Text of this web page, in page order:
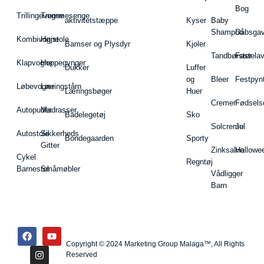
Trillingevogne
Kombivogne
Klapvogne
Løbevogne
Autopuder
Autostole
Cykel
Barnestol
Tremmesenge
Højstole
Hoppegynger
Læringstårn
Madrasser
Sikkerheds
Gitter
Småmøbler
aktivitetstæppe
Bamser og Plysdyr
Dukker
Læringsbøger
Badelegetøj
Bondegaarden
Kyser
Kjoler
Luffer
og
Huer
Sko
Sporty
Regntøj
Baby
Shampoo
Tandbørster
Bleer
Cremer
Solcreme
Zinksalve
Vådligger
Barn
Bog
Jul
Copyright © 2024 Marketing Group Malaga™, All Rights
Reserved